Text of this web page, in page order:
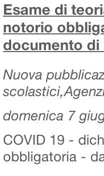
Esame di
notorio
documento di
Nuova
domenica 7
COVID 19 -
obbligatoria -